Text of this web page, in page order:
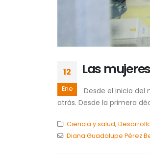
12
Ene
Las
Desde el inicio del
atrás. Desde la primera
Ciencia y salud,
Diana Guadalupe Pérez